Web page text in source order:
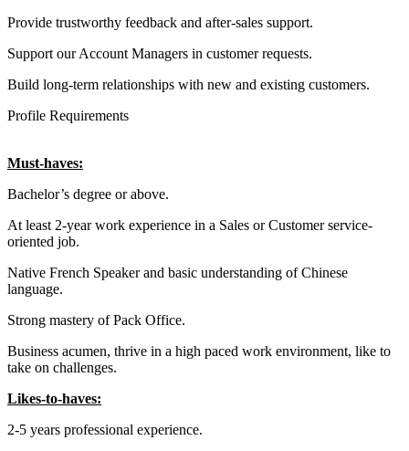
Provide trustworthy feedback and after-sales support.
Support our Account Managers in customer requests.
Build long-term relationships with new and existing customers.
Profile Requirements
Must-haves:
Bachelor’s degree or above.
At least 2-year work experience in a Sales or Customer service-
oriented job.
Native French Speaker and basic understanding of Chinese
language.
Strong mastery of Pack Office.
Business acumen, thrive in a high paced work environment, like to
take on challenges.
Likes-to-haves:
2-5 years professional experience.